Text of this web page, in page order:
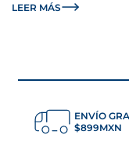
LEER MÁS
ENVÍO
$899MXN